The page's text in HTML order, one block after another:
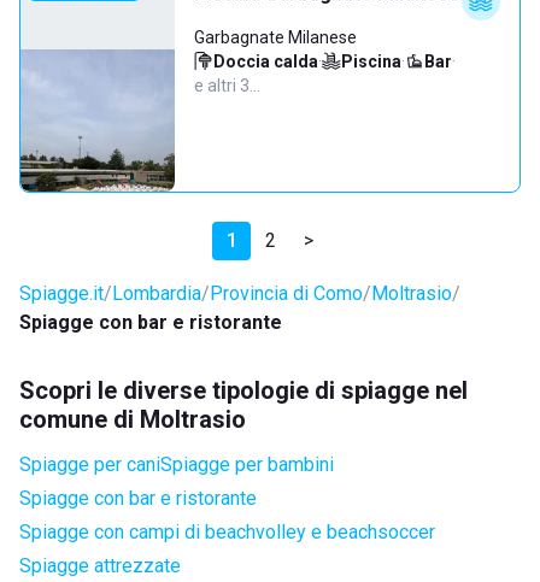
Garbagnate Milanese
Doccia calda· Piscina· Bar·
e altri 3…
1 2 >
Spiagge.it Lombardia Provincia di Como Moltrasio
Spiagge con bar e ristorante
Scopri le diverse tipologie di spiagge nel
comune di Moltrasio
Spiagge per caniSpiagge per bambini
Spiagge con bar e ristorante
Spiagge con campi di beachvolley e beachsoccer
Spiagge attrezzate